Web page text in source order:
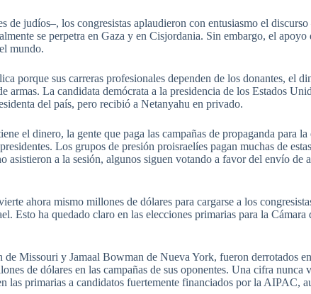
judíos–, los congresistas aplaudieron con entusiasmo el
se perpetra en Gaza y en Cisjordania. Sin embargo, el apoyo
mundo.
porque sus carreras profesionales dependen de los donantes, el
armas. La candidata demócrata a la presidencia de los Estados
del país, pero recibió a Netanyahu en privado.
el dinero, la gente que paga las campañas de propaganda para
Los grupos de presión proisraelíes pagan muchas de
asistieron a la sesión, algunos siguen votando a favor del envío de
ahora mismo millones de dólares para cargarse a los
Esto ha quedado claro en las elecciones primarias para la Cámara
Missouri y Jamaal Bowman de Nueva York, fueron derrotados
de dólares en las campañas de sus oponentes. Una cifra nunca
las primarias a candidatos fuertemente financiados por la AIPAC,